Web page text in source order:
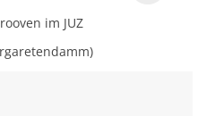
im JUZ